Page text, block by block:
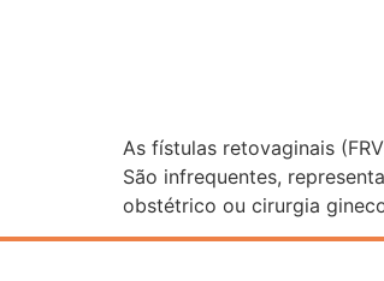
As fístulas retovaginais
São infrequentes,
obstétrico ou cirurgia